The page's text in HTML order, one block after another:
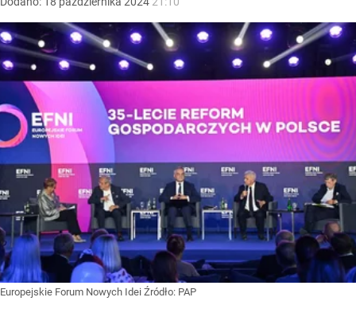
Europejskie Forum Nowych Idei Źródło: PAP